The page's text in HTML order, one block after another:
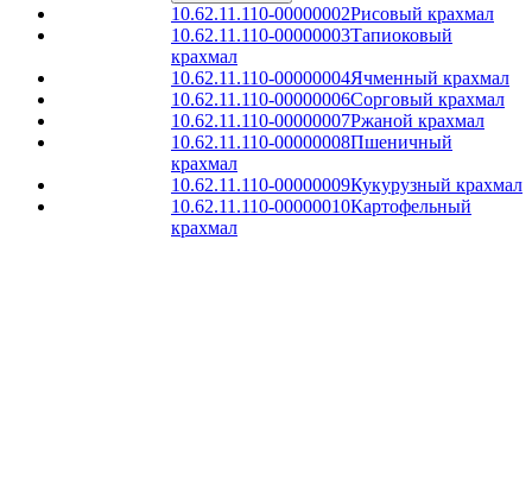
10.62.11.110-00000002Рисовый крахмал
10.62.11.110-00000003Тапиоковый
крахмал
10.62.11.110-00000004Ячменный крахмал
10.62.11.110-00000006Сорговый крахмал
10.62.11.110-00000007Ржаной крахмал
10.62.11.110-00000008Пшеничный
крахмал
10.62.11.110-00000009Кукурузный крахмал
10.62.11.110-00000010Картофельный
крахмал